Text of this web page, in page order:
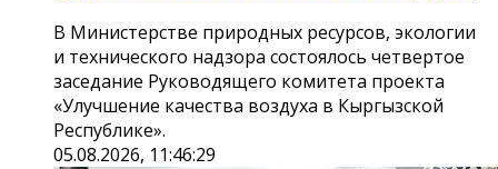
В Министерстве природных ресурсов, экологии
и технического надзора состоялось четвертое
заседание Руководящего комитета проекта
«Улучшение качества воздуха в Кыргызской
Республике».
05.08.2026, 11:46:29